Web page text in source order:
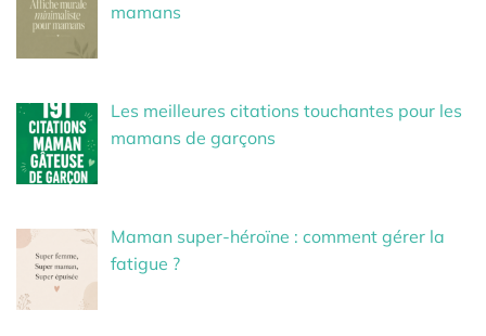
mamans
Les meilleures citations touchantes pour les
mamans de garçons
Maman super-héroïne : comment gérer la
fatigue ?